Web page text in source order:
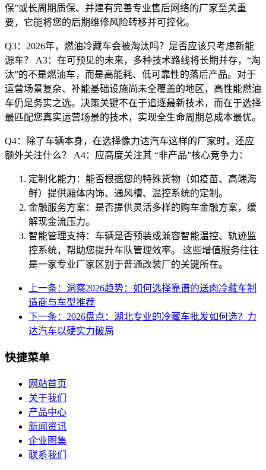
保”或长周期质保、并建有完善专业售后网络的厂家至关重
要，它能将您的后期维修风险转移并可控化。
Q3：2026年，燃油冷藏车会被淘汰吗？是否应该只考虑新能
源车？ A3：在可预见的未来，多种技术路线将长期并存，“淘
汰”的不是燃油车，而是高能耗、低可靠性的落后产品。对于
运营场景复杂、补能基础设施尚未全覆盖的地区，高性能燃油
车仍是务实之选。决策关键不在于追逐最新技术，而在于选择
最匹配您真实运营场景的技术，实现全生命周期总成本最优。
Q4：除了车辆本身，在选择像力达汽车这样的厂家时，还应
额外关注什么？ A4：应高度关注其 “非产品”核心竞争力：
定制化能力：能否根据您的特殊货物（如疫苗、高端海
鲜）提供厢体内饰、通风槽、温控系统的定制。
金融服务方案：是否提供灵活多样的购车金融方案，缓
解现金流压力。
智能管理支持：车辆是否预装或兼容智能温控、轨迹监
控系统，帮助您提升车队管理效率。 这些增值服务往往
是一家专业厂家区别于普通改装厂的关键所在。
上一条：洞察2026趋势：如何选择靠谱的送肉冷藏车制
造商与车型推荐
下一条：2026盘点：湖北专业的冷藏车批发如何选？力
达汽车以硬实力破局
快捷菜单
网站首页
关于我们
产品中心
新闻资讯
企业图集
联系我们